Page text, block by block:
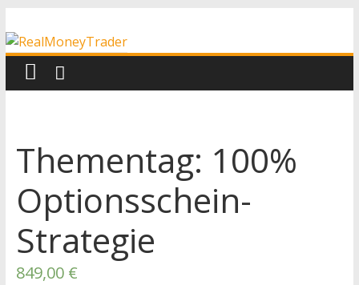
Inhalt
springen
RealMoneyTrader
Echtgeld-
Trading
Thementag: 100%
Optionsschein-
Strategie
849,00 €